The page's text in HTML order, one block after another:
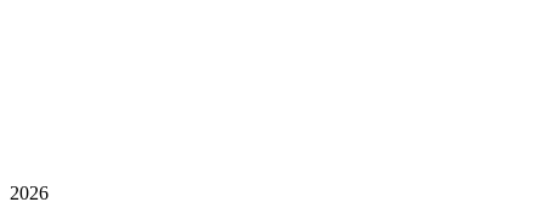
2026